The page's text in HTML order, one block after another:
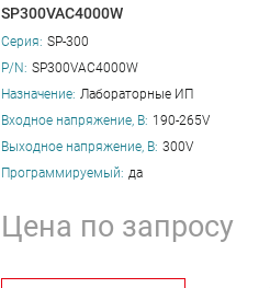
SP300VAC4000W
Серия: SP-300
P/N: SP300VAC4000W
Назначение: Лабораторные ИП
Входное напряжение, В: 190-265V
Выходное напряжение, В: 300V
Программируемый: да
Цена по запросу